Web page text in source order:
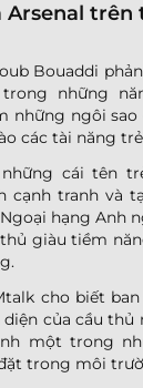
Arsenal
Bouaddi
trong những
những ngôi sao
các tài năng
cái tên
cạnh tranh và
hạng Anh
giàu tiềm
cho biết
của cầu thủ
một trong
trong môi